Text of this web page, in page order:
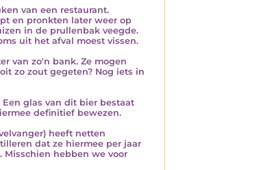
van een restaurant.
en pronkten later weer op
in de prullenbak veegde.
uit het afval moest vissen.
van zo'n bank. Ze mogen
zo zout gegeten? Nog iets in
glas van dit bier bestaat
definitief bewezen.
heeft netten
dat ze hiermee per jaar
hebben we voor